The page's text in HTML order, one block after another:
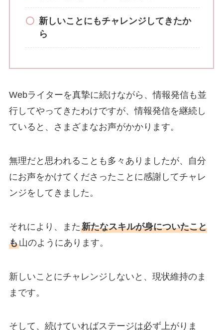
新しいことにもチャレンジしてきたか
ら
Webライターを真摯に続けながら、情報発信も並
行してやってきたわけですが、情報発信を継続し
ていると、さまざまなお声がかかります。
無理だと思われることも多々ありましたが、自分
にお声をかけてくださったことに感謝してチャレ
ンジをしてきました。
それにより、また新たなスキルが身についたこと
も山のようにあります。
新しいことにチャレンジしないと、現状維持のま
まです。
そして、続けていればステージは必ず上がりま